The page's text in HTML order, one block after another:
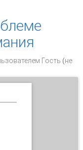
Гость (не